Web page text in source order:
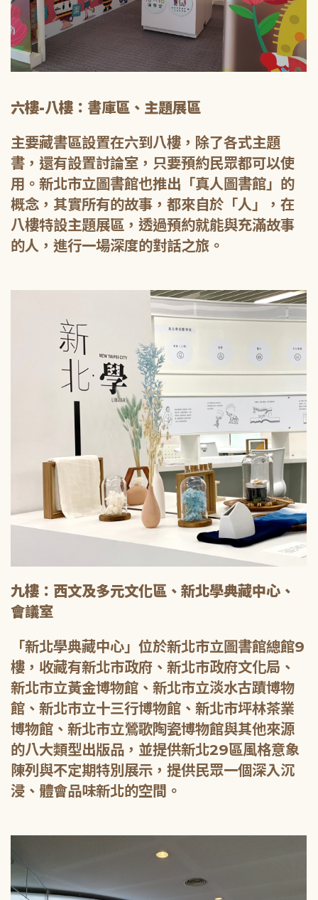
六樓-八樓：書庫區、主題展區
主要藏書區設置在六到八樓，除了各式主題
書，還有設置討論室，只要預約民眾都可以使
用。新北市立圖書館也推出「真人圖書館」的
概念，其實所有的故事，都來自於「人」，在
八樓特設主題展區，透過預約就能與充滿故事
的人，進行一場深度的對話之旅。
九樓：西文及多元文化區、新北學典藏中心、
會議室
「新北學典藏中心」位於新北市立圖書館總館9
樓，收藏有新北市政府、新北市政府文化局、
新北市立黃金博物館、新北市立淡水古蹟博物
館、新北市立十三行博物館、新北市坪林茶業
博物館、新北市立鶯歌陶瓷博物館與其他來源
的八大類型出版品，並提供新北29區風格意象
陳列與不定期特別展示，提供民眾一個深入沉
浸、體會品味新北的空間。